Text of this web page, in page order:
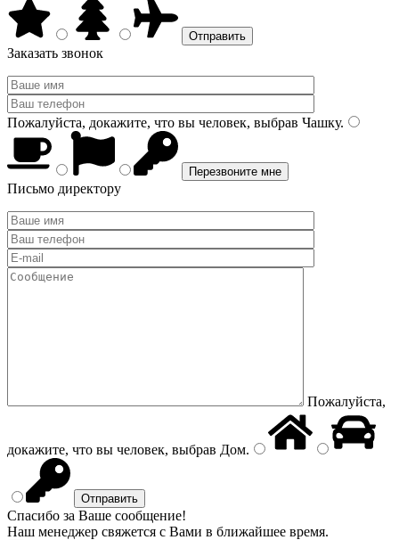
Заказать звонок
Пожалуйста, докажите, что вы человек, выбрав Чашку.
Письмо директору
Пожалуйста,
докажите, что вы человек, выбрав Дом.
Спасибо за Ваше сообщение!
Наш менеджер свяжется с Вами в ближайшее время.